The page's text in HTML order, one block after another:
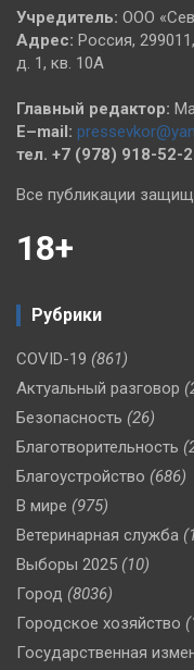
Учредитель: ООО
Адрес: Россия,
д. 1, кв. 10А
Главный редактор:
E–mail:
тел. +7 (978) 918-52-
Все публикации
18+
Рубрики
COVID-19 (861)
Актуальный разговор
Безопасность (26)
Благотворительность
Благоустройство (686)
В мире (975)
Ветеринарная служба
Выборы 2025 (10)
Город (8036)
Городское хозяйство
Государственная